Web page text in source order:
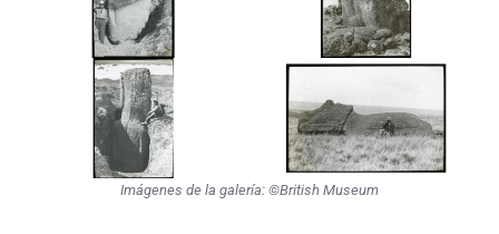
Imágenes de la galería: ©British Museum